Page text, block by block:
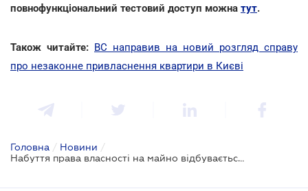
повнофункціональний тестовий доступ можна тут.
Також читайте: ВС направив на новий розгляд справу
про незаконне привласнення квартири в Києві
Головна / Новини /
Набуття права власності на майно відбувається до його держреєстрації